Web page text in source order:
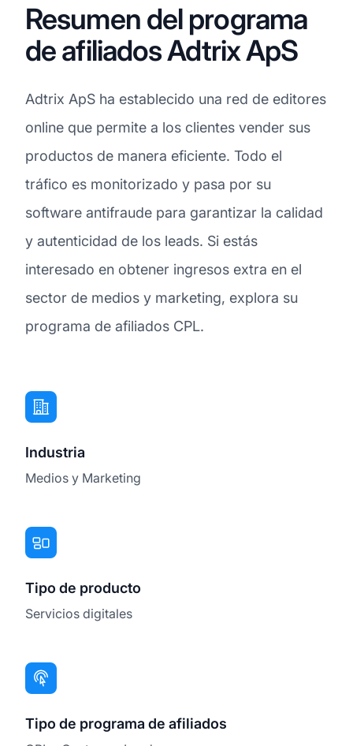
Resumen del programa
de afiliados Adtrix ApS
Adtrix ApS ha establecido una red de editores
online que permite a los clientes vender sus
productos de manera eficiente. Todo el
tráfico es monitorizado y pasa por su
software antifraude para garantizar la calidad
y autenticidad de los leads. Si estás
interesado en obtener ingresos extra en el
sector de medios y marketing, explora su
programa de afiliados CPL.
Industria
Medios y Marketing
Tipo de producto
Servicios digitales
Tipo de programa de afiliados